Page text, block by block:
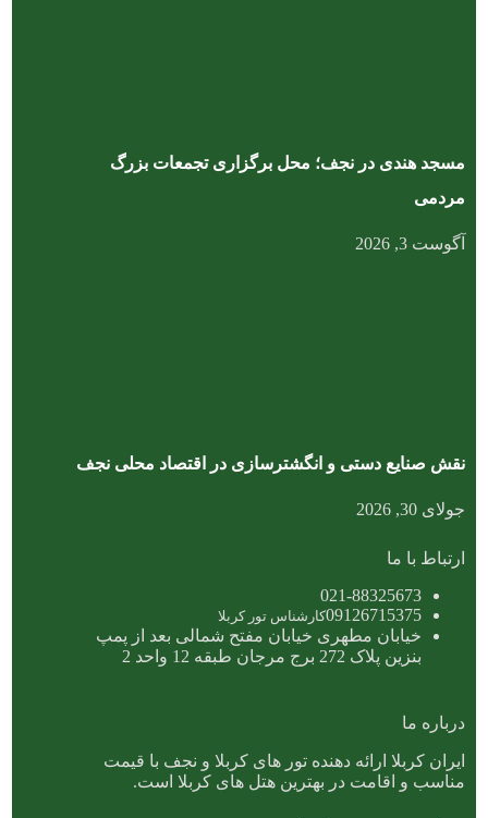
مسجد هندی در نجف؛ محل برگزاری تجمعات بزرگ
مردمی
آگوست 3, 2026
نقش صنایع دستی و انگشترسازی در اقتصاد محلی نجف
جولای 30, 2026
ارتباط با ما
021-88325673
09126715375کارشناس تور کربلا
خیابان مطهری خیابان مفتح شمالی بعد از پمپ
بنزین پلاک 272 برج مرجان طبقه 12 واحد 2
درباره ما
ایران کربلا ارائه دهنده تور های کربلا و نجف با قیمت
مناسب و اقامت در بهترین هتل های کربلا است.